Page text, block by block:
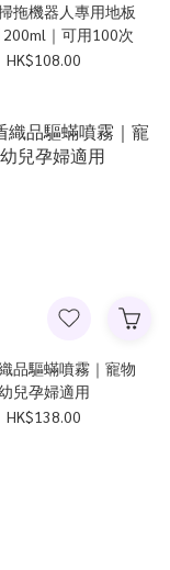
拖機器人專用地板
200ml｜可用100次
HK$108.00
品驅蟎噴霧｜寵物
兒孕婦適用
HK$138.00